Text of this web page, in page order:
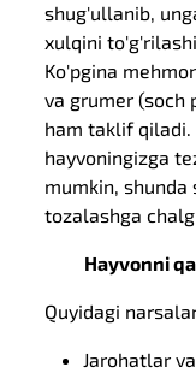
shug'ullanib,
xulqini
Ko'pgina
va grumer (soch
ham taklif qiladi.
hayvoningizga
mumkin, shunda
tozalashga
Hayvonni
Quyidagi
Jarohatlar